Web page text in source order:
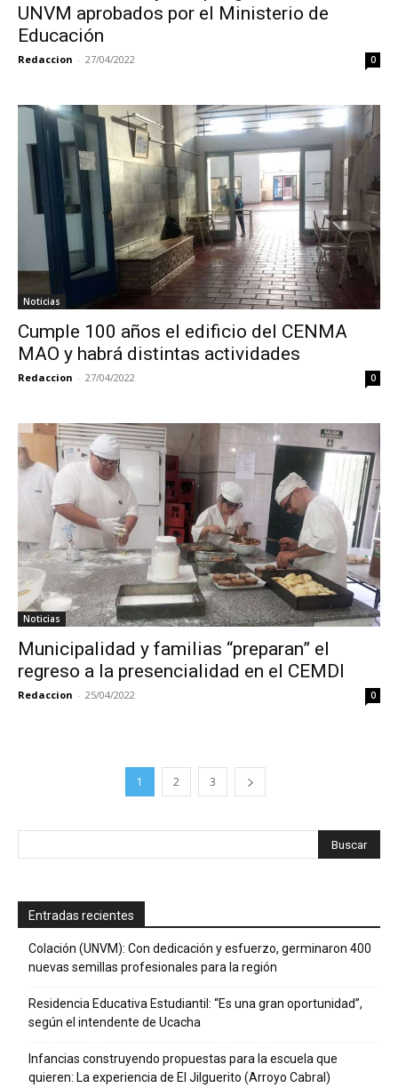
UNVM aprobados por el Ministerio de
Educación
Redaccion - 27/04/2022 0
Noticias
Cumple 100 años el edificio del CENMA
MAO y habrá distintas actividades
Redaccion - 27/04/2022 0
Noticias
Municipalidad y familias “preparan” el
regreso a la presencialidad en el CEMDI
Redaccion - 25/04/2022 0
1 2 3
Entradas recientes
Colación (UNVM): Con dedicación y esfuerzo, germinaron 400
nuevas semillas profesionales para la región
Residencia Educativa Estudiantil: “Es una gran oportunidad”,
según el intendente de Ucacha
Infancias construyendo propuestas para la escuela que
quieren: La experiencia de El Jilguerito (Arroyo Cabral)